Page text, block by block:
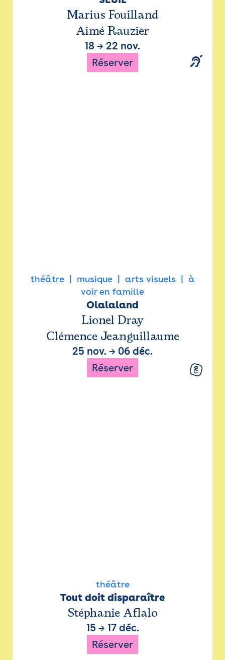
Marius Fouilland
Aimé Rauzier
18 → 22 nov.
Réserver
théâtre musique arts visuels
à
voir en famille
Olalaland
Lionel Dray
Clémence Jeanguillaume
25 nov. → 06 déc.
Réserver
théâtre
Tout doit disparaître
Stéphanie Aflalo
15 → 17 déc.
Réserver